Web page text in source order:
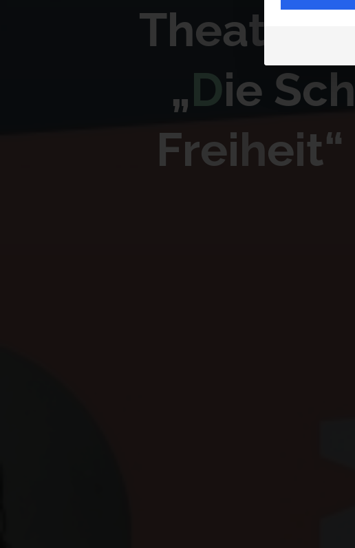
Theat
„Die Sch
Freiheit“